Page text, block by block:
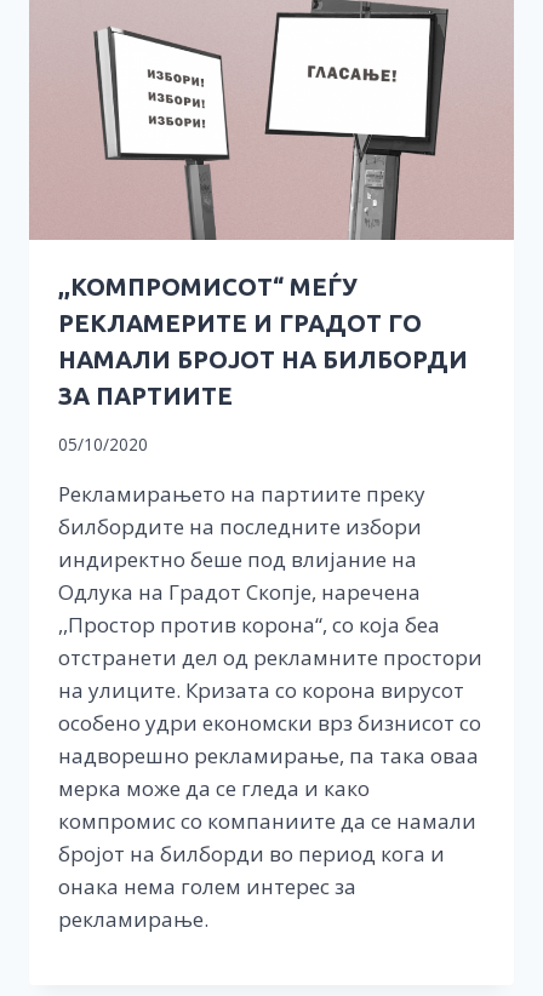
,,КОМПРОМИСОТ“ МЕЃУ
РЕКЛАМЕРИТЕ И ГРАДОТ ГО
НАМАЛИ БРОЈОТ НА БИЛБОРДИ
ЗА ПАРТИИТЕ
05/10/2020
Рекламирањето на партиите преку
билбордите на последните избори
индиректно беше под влијание на
Oдлука на Градот Скопје, наречена
,,Простор против корона“, со која беа
отстранети дел од рекламните простори
на улиците. Кризата со корона вирусот
особено удри економски врз бизнисот со
надворешно рекламирање, па така оваа
мерка може да се гледа и како
компромис со компаниите да се намали
бројот на билборди во период кога и
онака нема голем интерес за
рекламирање.